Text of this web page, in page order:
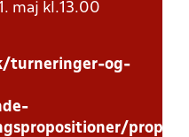
maj kl.13.00
turneringer-og-